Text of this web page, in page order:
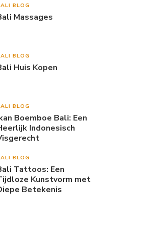
BLOG
Massages
BLOG
Huis Kopen
BLOG
Boemboe Bali: Een
Indonesisch
BLOG
Tattoos: Een
Kunstvorm met
Betekenis